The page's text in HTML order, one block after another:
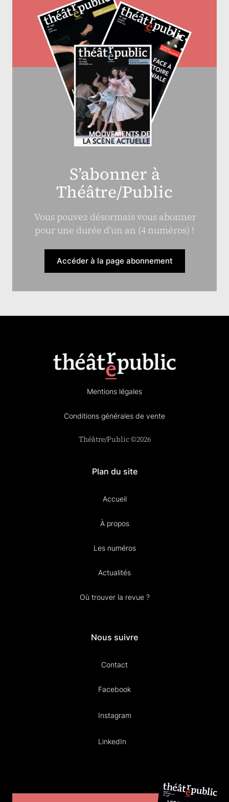
S’abonner à
Théâtre/Public
Vous pouvez désormais vous abonner
pour une durée d’un an (4 numéros) !
Accéder à la page abonnement
Mentions légales
Conditions générales de vente
Théâtre/Public ©2026
Plan du site
Accueil
À propos
Les numéros
Actualités
Où trouver la revue ?
Nous suivre
Contact
Facebook
Instagram
LinkedIn